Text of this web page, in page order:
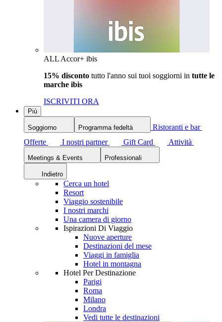
ALL Accor+ ibis
15% disconto tutto l'anno sui tuoi soggiorni in tutte le
marche ibis
ISCRIVITI ORA
Più
Soggiorno Programma fedeltà
Ristoranti e bar
Offerte
I nostri partner Gift Card Attività
Meetings & Events Professionali
Indietro
Cerca un hotel
Resort
Viaggio sostenibile
I nostri marchi
Una camera di giorno
Ispirazioni Di Viaggio
Nuove aperture
Destinazioni del mese
Viaggi in famiglia
Hotel in montagna
Hotel Per Destinazione
Parigi
Roma
Milano
Londra
Vedi tutte le destinazioni